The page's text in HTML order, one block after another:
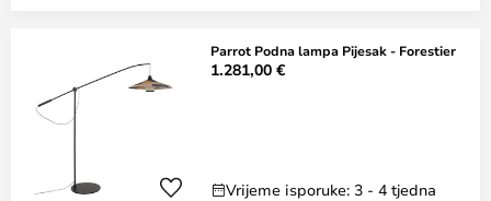
Parrot Podna lampa Pijesak - Forestier
1.281,00 €
Vrijeme isporuke: 3 - 4 tjedna